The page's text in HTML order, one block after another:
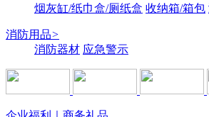
烟灰缸/纸巾盒/厕纸盒 收纳箱/箱包
消防用品>
消防器材 应急警示